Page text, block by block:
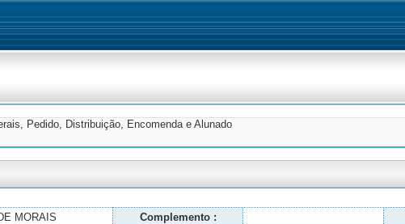
Pedido, Distribuição, Encomenda e Alunado
MORAIS Complemento :